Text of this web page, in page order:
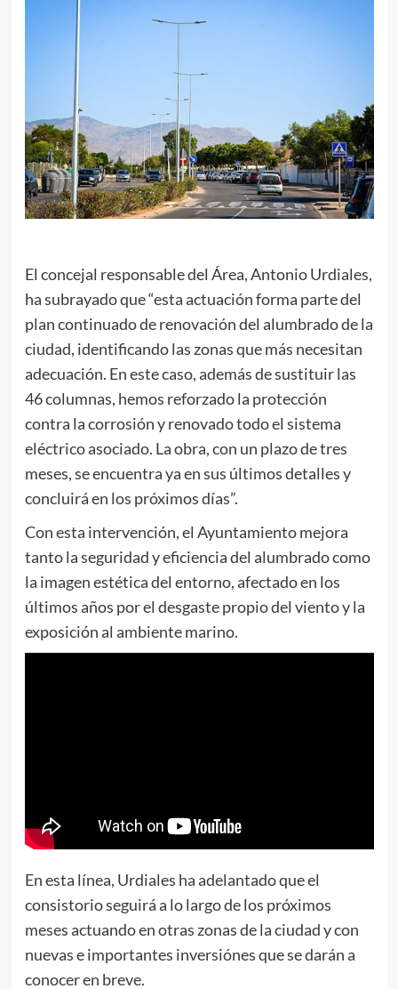
El concejal responsable del Área, Antonio Urdiales,
ha subrayado que “esta actuación forma parte del
plan continuado de renovación del alumbrado de la
ciudad, identificando las zonas que más necesitan
adecuación. En este caso, además de sustituir las
46 columnas, hemos reforzado la protección
contra la corrosión y renovado todo el sistema
eléctrico asociado. La obra, con un plazo de tres
meses, se encuentra ya en sus últimos detalles y
concluirá en los próximos días”.
Con esta intervención, el Ayuntamiento mejora
tanto la seguridad y eficiencia del alumbrado como
la imagen estética del entorno, afectado en los
últimos años por el desgaste propio del viento y la
exposición al ambiente marino.
En esta línea, Urdiales ha adelantado que el
consistorio seguirá a lo largo de los próximos
meses actuando en otras zonas de la ciudad y con
nuevas e importantes inversiónes que se darán a
conocer en breve.